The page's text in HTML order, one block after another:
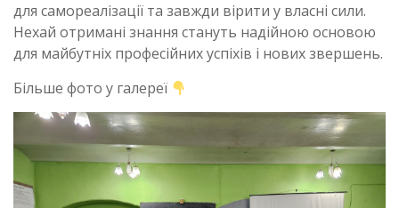
для самореалізації та завжди вірити у власні сили.
Нехай отримані знання стануть надійною основою
для майбутніх професійних успіхів і нових звершень.
Більше фото у галереї